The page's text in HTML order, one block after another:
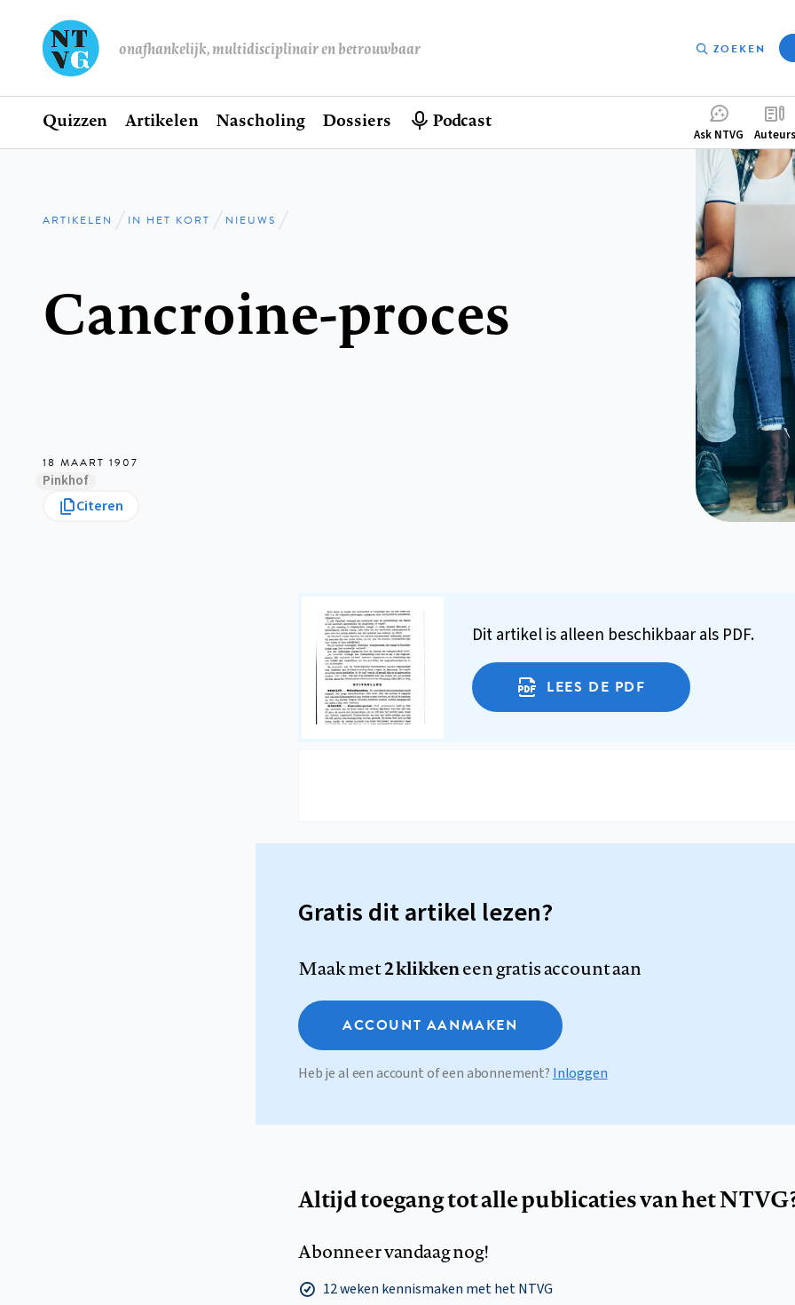
onafhankelijk, multidisciplinair en betrouwbaar ZOEKEN
Hoofdnavigatie
Home
Quizzen Artikelen Nascholing Dossiers Podcast
menu
Ask NTVG Auteurs
Kruimelpad
ARTIKELEN IN HET KORT NIEUWS
Cancroine-proces
18 MAART 1907
Pinkhof
Citeren
Dit artikel is alleen beschikbaar als PDF.
LEES DE PDF
Gratis dit artikel lezen?
Maak met2 klikkeneen gratis account aan
ACCOUNT AANMAKEN
Heb je al een account of een abonnement? Inloggen
Altijd toegang tot alle publicaties van het
Abonneer vandaag nog!
12 weken kennismaken met het NTVG